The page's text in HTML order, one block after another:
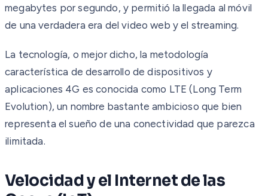
megabytes por segundo, y permitió la llegada al móvil
de una verdadera era del video web y el streaming.
La tecnología, o mejor dicho, la metodología
característica de desarrollo de dispositivos y
aplicaciones 4G es conocida como LTE (Long Term
Evolution), un nombre bastante ambicioso que bien
representa el sueño de una conectividad que parezca
ilimitada.
Velocidad y el Internet de las